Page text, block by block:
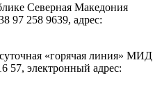
Северная Македония
97 258 9639, адрес:
«горячая линия» МИД
57, электронный адрес: